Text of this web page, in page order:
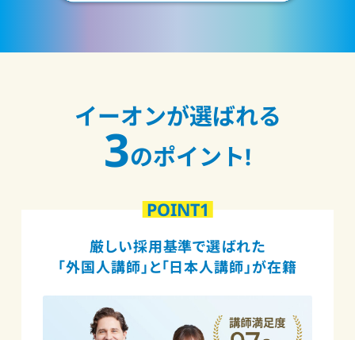
イーオンが選ばれる
3のポイント!
POINT1
厳しい採用基準で選ばれた
「外国人講師」と「日本人講師」が在籍